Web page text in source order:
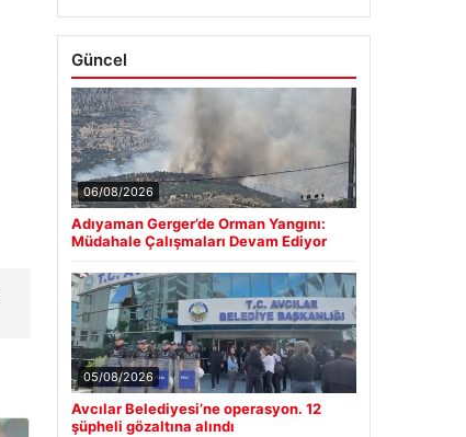
Güncel
06/08/2026
Adıyaman Gerger’de Orman Yangını:
Müdahale Çalışmaları Devam Ediyor
05/08/2026
Avcılar Belediyesi’ne operasyon. 12
şüpheli gözaltına alındı